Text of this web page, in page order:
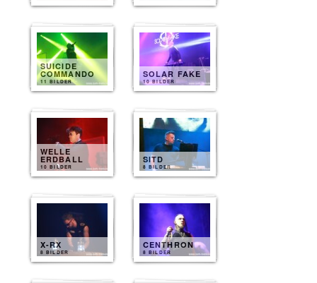
SUICIDE
COMMANDO
11 BILDER
SOLAR FAKE
10 BILDER
WELLE
ERDBALL
10 BILDER
SITD
8 BILDER
X-RX
8 BILDER
CENTHRON
8 BILDER